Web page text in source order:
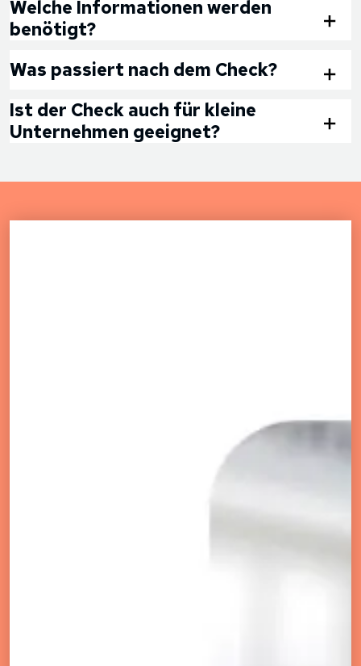
In der Regel liefern wir dein Ergebnis innerhalb von
7 Werktagen nach Beauftragung.
Welche Informationen werden
benötigt?
Wir benötigen die URL deiner Website und ggf.
weitere technische Informationen, um den Check
durchzuführen.​
Was passiert nach dem Check?
Du erhältst eine Zusammenfassung mit konkreten
Handlungsempfehlungen. Bei Bedarf unterstützen
Ist der Check auch für kleine
Unternehmen geeignet?
jeder Größe geeignet und wird individuell angepasst.​